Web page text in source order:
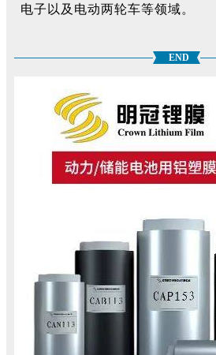
电子以及电动两轮车等领域。
END